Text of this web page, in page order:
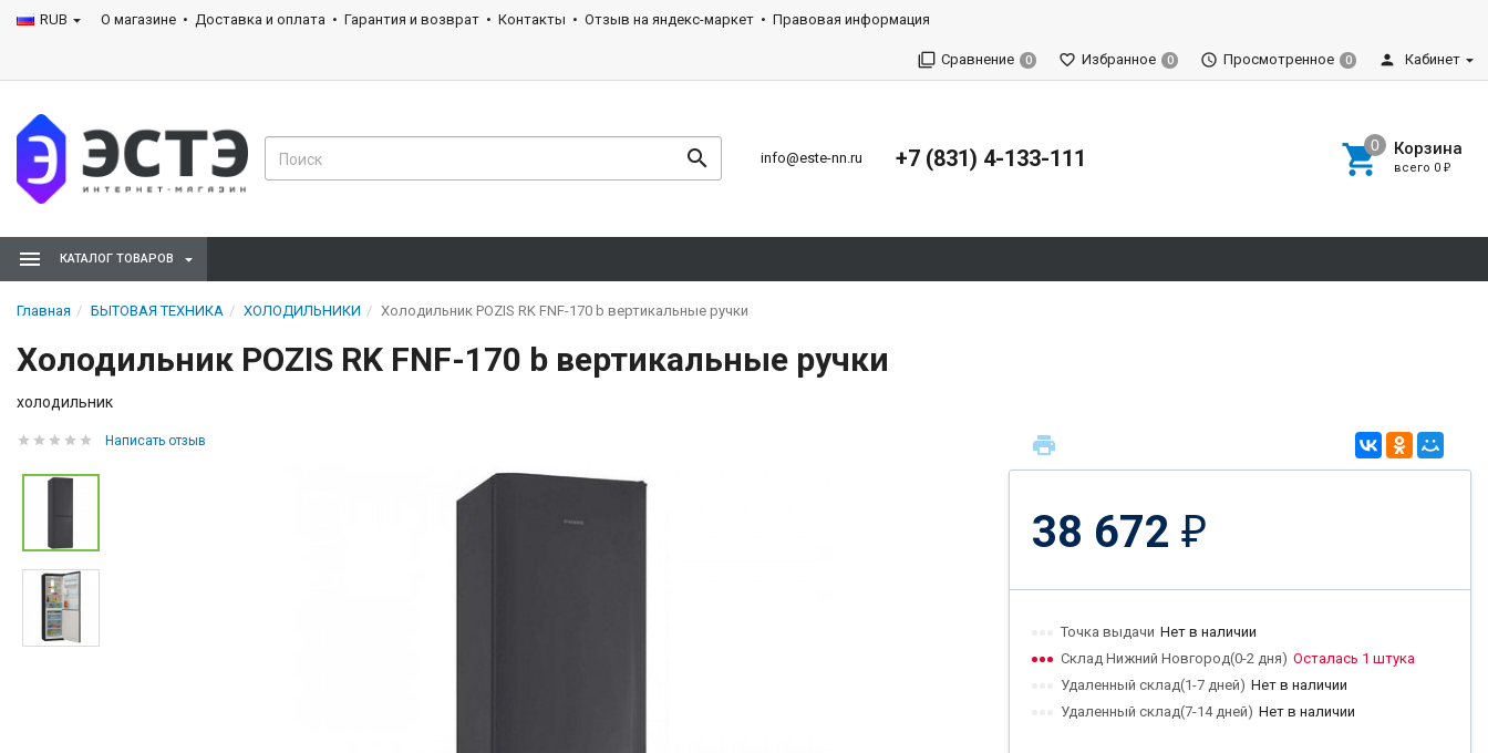
RUB О магазине Доставка и оплата Гарантия и возврат Контакты Отзыв на яндекс-маркет Правовая информация
Сравнение 0 Избранное 0 Просмотренное 0 Кабинет
info@este-nn.ru +7 (831) 4-133-111 Корзина
всего 0 ₽
КАТАЛОГ ТОВАРОВ
Главная БЫТОВАЯ ТЕХНИКА ХОЛОДИЛЬНИКИ Холодильник POZIS RK FNF-170 b вертикальные ручки
Холодильник POZIS RK FNF-170 b вертикальные ручки
холодильник
Написать отзыв
38 672 ₽
Точка выдачи Нет в наличии
Склад Нижний Новгород(0-2 дня) Осталась 1 штука
Удаленный склад(1-7 дней) Нет в наличии
Удаленный склад(7-14 дней) Нет в наличии